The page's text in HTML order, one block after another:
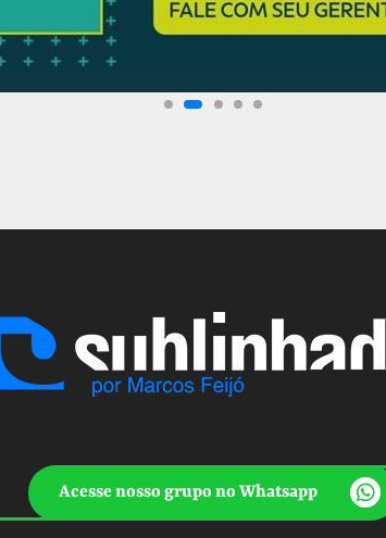
Acesse nosso grupo no Whatsapp